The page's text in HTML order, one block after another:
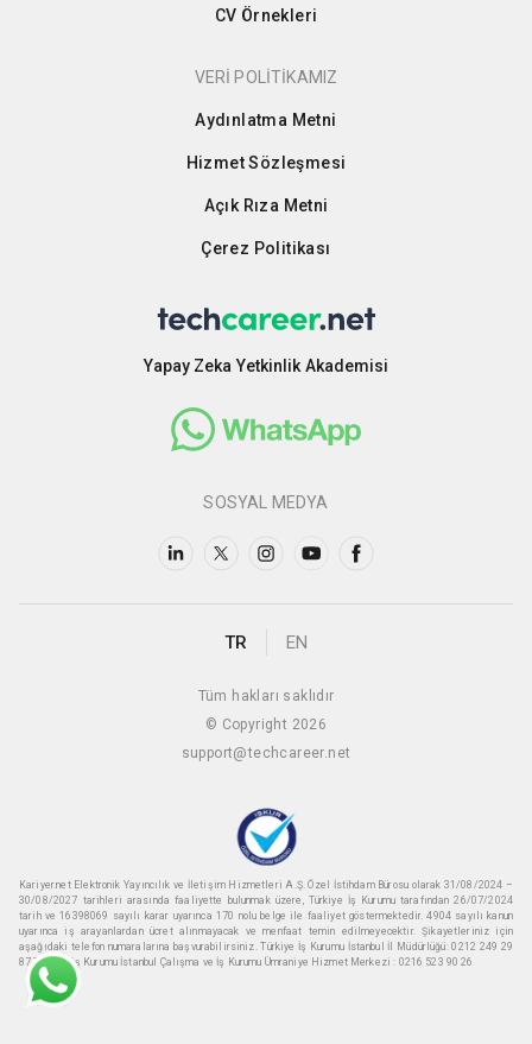
CV Örnekleri
VERİ POLİTİKAMIZ
Aydınlatma Metni
Hizmet Sözleşmesi
Açık Rıza Metni
Çerez Politikası
Yapay Zeka Yetkinlik Akademisi
SOSYAL MEDYA
TR EN
Tüm hakları saklıdır
© Copyright 2026
support@techcareer.net
Kariyer.net Elektronik Yayıncılık ve İletişim Hizmetleri A.Ş. Özel İstihdam Bürosu olarak 31/08/2024 –
30/08/2027 tarihleri arasında faaliyette bulunmak üzere, Türkiye İş Kurumu tarafından 26/07/2024
tarih ve 16398069 sayılı karar uyarınca 170 nolu belge ile faaliyet göstermektedir. 4904 sayılı kanun
uyarınca iş arayanlardan ücret alınmayacak ve menfaat temin edilmeyecektir. Şikayetleriniz için
aşağıdaki telefon numaralarına başvurabilirsiniz. Türkiye İş Kurumu İstanbul İl Müdürlüğü: 0212 249 29
87 Türkiye iş Kurumu İstanbul Çalışma ve İş Kurumu Ümraniye Hizmet Merkezi : 0216 523 90 26